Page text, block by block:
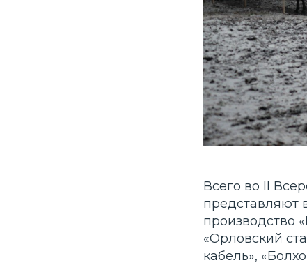
Всего во II
представляют
производство
«Орловский
кабель»,